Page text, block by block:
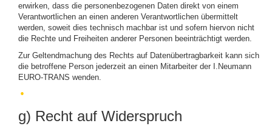
erwirken, dass die personenbezogenen Daten direkt von einem
Verantwortlichen an einen anderen Verantwortlichen übermittelt
werden, soweit dies technisch machbar ist und sofern hiervon nicht
die Rechte und Freiheiten anderer Personen beeinträchtigt werden.
Zur Geltendmachung des Rechts auf Datenübertragbarkeit kann sich
die betroffene Person jederzeit an einen Mitarbeiter der I.Neumann
EURO-TRANS wenden.
g) Recht auf Widerspruch